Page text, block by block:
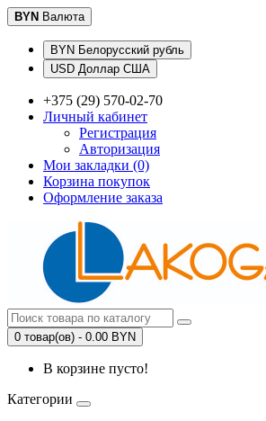
BYN Валюта
BYN Белорусский рубль
USD Доллар США
+375 (29) 570-02-70
Личный кабинет
Регистрация
Авторизация
Мои закладки (0)
Корзина покупок
Оформление заказа
0 товар(ов) - 0.00 BYN
В корзине пусто!
Категории